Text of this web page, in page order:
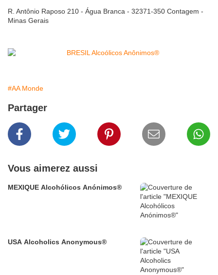
R. Antônio Raposo 210 - Água Branca - 32371-350 Contagem -
Minas Gerais
#AA Monde
Partager
Vous aimerez aussi
MEXIQUE Alcohólicos Anónimos®
USA Alcoholics Anonymous®